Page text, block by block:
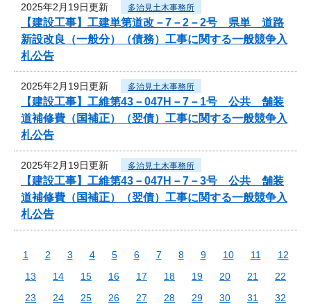
2025年2月19日更新 多治見土木事務所
【建設工事】工建単第道改－7－2－2号 県単 道路
新設改良（一般分）（債務）工事に関する一般競争入
札公告
2025年2月19日更新 多治見土木事務所
【建設工事】工維第43－047H－7－1号 公共 舗装
道補修費（国補正）（翌債）工事に関する一般競争入
札公告
2025年2月19日更新 多治見土木事務所
【建設工事】工維第43－047H－7－3号 公共 舗装
道補修費（国補正）（翌債）工事に関する一般競争入
札公告
1 2 3 4 5 6 7 8 9 10 11
12
13
14 15 16 17 18 19 20 21
22
23
24 25 26 27 28 29 30 31
32